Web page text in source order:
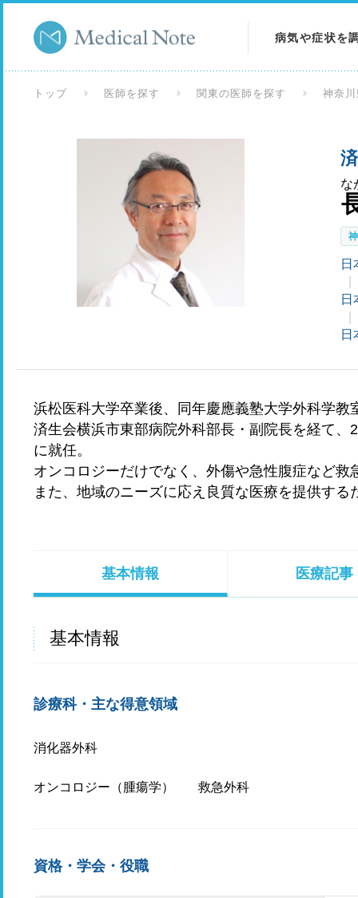
病気や症状を
検査を調べる
トップ 医師を探す 関東の医師を探す 神奈
な
日
日
日
浜松医科大学卒業後、同年慶應義塾大学外科学
済生会横浜市東部病院外科部長・副院長を経て
に就任。
オンコロジーだけでなく、外傷や急性腹症など
また、地域のニーズに応え良質な医療を提供す
基本情報 医療記事
基本情報
診療科・主な得意領域
消化器外科
オンコロジー（腫瘍学） 救急外科
資格・学会・役職